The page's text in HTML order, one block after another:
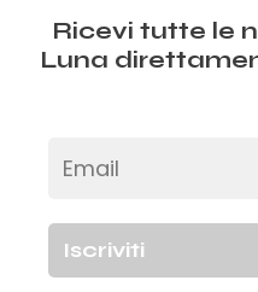
Ricevi tutte le
Luna